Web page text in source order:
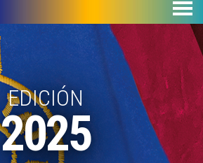
▼
EDICIÓN
2025